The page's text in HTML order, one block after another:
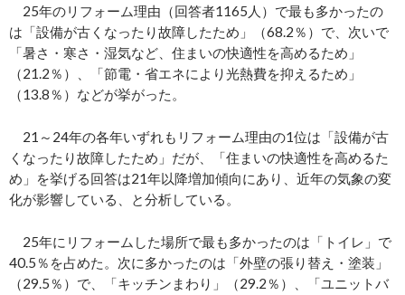
25年のリフォーム理由（回答者1165人）で最も多かったの
は「設備が古くなったり故障したため」（68.2％）で、次いで
「暑さ・寒さ・湿気など、住まいの快適性を高めるため」
（21.2％）、「節電・省エネにより光熱費を抑えるため」
（13.8％）などが挙がった。
21～24年の各年いずれもリフォーム理由の1位は「設備が古
くなったり故障したため」だが、「住まいの快適性を高めるた
め」を挙げる回答は21年以降増加傾向にあり、近年の気象の変
化が影響している、と分析している。
25年にリフォームした場所で最も多かったのは「トイレ」で
40.5％を占めた。次に多かったのは「外壁の張り替え・塗装」
（29.5％）で、「キッチンまわり」（29.2％）、「ユニットバ